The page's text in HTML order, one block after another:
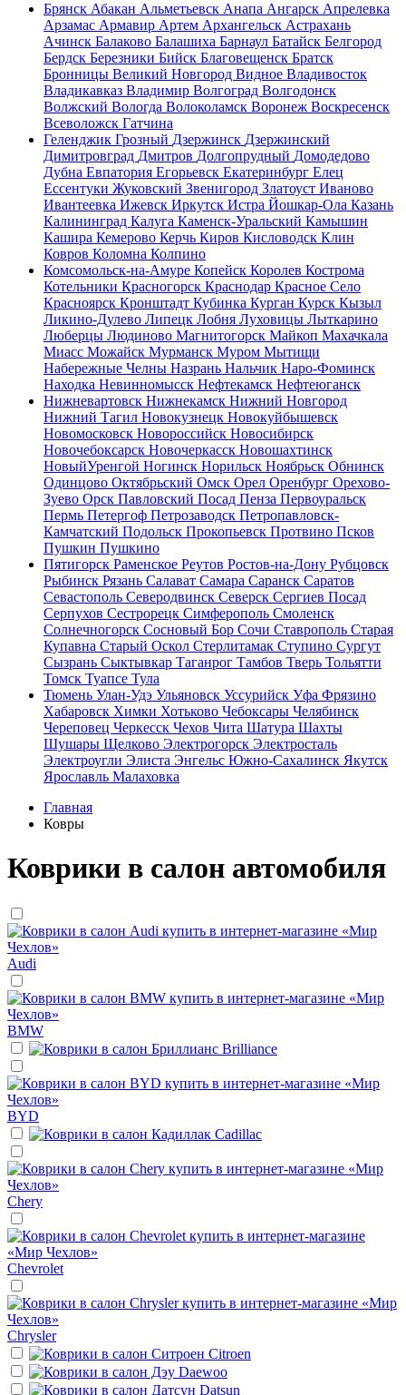
Брянск Абакан Альметьевск Анапа Ангарск Апрелевка
Арзамас Армавир Артем Архангельск Астрахань
Ачинск Балаково Балашиха Барнаул Батайск Белгород
Бердск Березники Бийск Благовещенск Братск
Бронницы Великий Новгород Видное Владивосток
Владикавказ Владимир Волгоград Волгодонск
Волжский Вологда Волоколамск Воронеж Воскресенск
Всеволожск Гатчина
Геленджик Грозный Дзержинск Дзержинский
Димитровград Дмитров Долгопрудный Домодедово
Дубна Евпатория Егорьевск Екатеринбург Елец
Ессентуки Жуковский Звенигород Златоуст Иваново
Ивантеевка Ижевск Иркутск Истра Йошкар-Ола Казань
Калининград Калуга Каменск-Уральский Камышин
Кашира Кемерово Керчь Киров Кисловодск Клин
Ковров Коломна Колпино
Комсомольск-на-Амуре Копейск Королев Кострома
Котельники Красногорск Краснодар Красное Село
Красноярск Кронштадт Кубинка Курган Курск Кызыл
Ликино-Дулево Липецк Лобня Луховицы Лыткарино
Люберцы Людиново Магнитогорск Майкоп Махачкала
Миасс Можайск Мурманск Муром Мытищи
Набережные Челны Назрань Нальчик Наро-Фоминск
Находка Невинномысск Нефтекамск Нефтеюганск
Нижневартовск Нижнекамск Нижний Новгород
Нижний Тагил Новокузнецк Новокуйбышевск
Новомосковск Новороссийск Новосибирск
Новочебоксарск Новочеркасск Новошахтинск
НовыйУренгой Ногинск Норильск Ноябрьск Обнинск
Одинцово Октябрьский Омск Орел Оренбург Орехово-
Зуево Орск Павловский Посад Пенза Первоуральск
Пермь Петергоф Петрозаводск Петропавловск-
Камчатский Подольск Прокопьевск Протвино Псков
Пушкин Пушкино
Пятигорск Раменское Реутов Ростов-на-Дону Рубцовск
Рыбинск Рязань Салават Самара Саранск Саратов
Севастополь Северодвинск Северск Сергиев Посад
Серпухов Сестрорецк Симферополь Смоленск
Солнечногорск Сосновый Бор Сочи Ставрополь Старая
Купавна Старый Оскол Стерлитамак Ступино Сургут
Сызрань Сыктывкар Таганрог Тамбов Тверь Тольятти
Томск Туапсе Тула
Тюмень Улан-Удэ Ульяновск Уссурийск Уфа Фрязино
Хабаровск Химки Хотьково Чебоксары Челябинск
Череповец Черкесск Чехов Чита Шатура Шахты
Шушары Щелково Электрогорск Электросталь
Электроугли Элиста Энгельс Южно-Сахалинск Якутск
Ярославль Малаховка
Главная
Ковры
Коврики в салон автомобиля
Audi
BMW
Brilliance
BYD
Cadillac
Chery
Chevrolet
Chrysler
Citroen
Daewoo
Datsun